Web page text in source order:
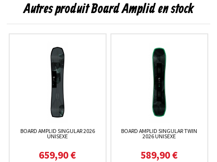
Autres produit Board Amplid en stock
BOARD AMPLID SINGULAR 2026
UNISEXE
659,90 €
BOARD AMPLID SINGULAR TWIN
2026 UNISEXE
589,90 €